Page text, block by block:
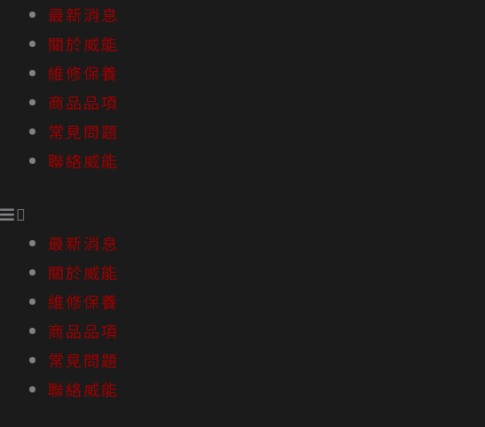
最新消息
關於威能
維修保養
商品品項
常見問題
聯絡威能
最新消息
關於威能
維修保養
商品品項
常見問題
聯絡威能